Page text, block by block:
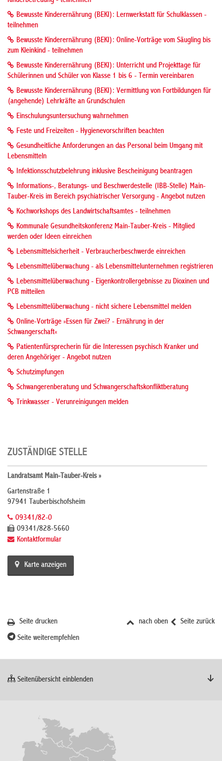
Bewusste Kinderernährung (BEKI): Lernwerkstatt für Schulklassen -
teilnehmen
Bewusste Kinderernährung (BEKI): Online-Vorträge vom Säugling bis
zum Kleinkind - teilnehmen
Bewusste Kinderernährung (BEKI): Unterricht und Projekttage für
Schülerinnen und Schüler von Klasse 1 bis 6 - Termin vereinbaren
Bewusste Kinderernährung (BEKI): Vermittlung von Fortbildungen für
(angehende) Lehrkräfte an Grundschulen
Einschulungsuntersuchung wahrnehmen
Feste und Freizeiten - Hygienevorschriften beachten
Gesundheitliche Anforderungen an das Personal beim Umgang mit
Lebensmitteln
Infektionsschutzbelehrung inklusive Bescheinigung beantragen
Informations-, Beratungs- und Beschwerdestelle (IBB-Stelle) Main-
Tauber-Kreis im Bereich psychiatrischer Versorgung - Angebot nutzen
Kochworkshops des Landwirtschaftsamtes - teilnehmen
Kommunale Gesundheitskonferenz Main-Tauber-Kreis - Mitglied
werden oder Ideen einreichen
Lebensmittelsicherheit - Verbraucherbeschwerde einreichen
Lebensmittelüberwachung - als Lebensmittelunternehmen registrieren
Lebensmittelüberwachung - Eigenkontrollergebnisse zu Dioxinen und
PCB mitteilen
Lebensmittelüberwachung - nicht sichere Lebensmittel melden
Online-Vorträge »Essen für Zwei? - Ernährung in der
Schwangerschaft«
Patientenfürsprecherin für die Interessen psychisch Kranker und
deren Angehöriger - Angebot nutzen
Schutzimpfungen
Schwangerenberatung und Schwangerschaftskonfliktberatung
Trinkwasser - Verunreinigungen melden
ZUSTÄNDIGE STELLE
Landratsamt Main-Tauber-Kreis »
Gartenstraße 1
97941 Tauberbischofsheim
09341/82-0
09341/828-5660
Kontaktformular
Karte anzeigen
Seite zurück
nach oben
Seite drucken
Seite weiterempfehlen
Seitenübersicht einblenden